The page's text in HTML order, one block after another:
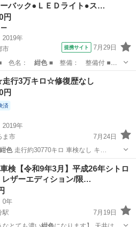
バック●ＬＥＤライト●ス…
円
2019年
市
提携サイト 7月29日
色名： 紺色■ 整備： 整備付 ■
ター
行3万キロ☆修復歴なし
円
済
2019年
ま市
7月24日
紺色 走行約30770キロ 車検なし キ…
車両
検【令和9年3月】平成26年シトロ
レザーエディション/限…
0年
駅
7月19日